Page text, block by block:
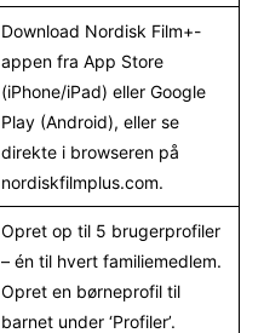
Download Nordisk Film+-
appen fra App Store
(iPhone/iPad) eller Google
Play (Android), eller se
direkte i browseren på
nordiskfilmplus.com.
Opret op til 5 brugerprofiler
– én til hvert familiemedlem.
Opret en børneprofil til
barnet under ‘Profiler’.